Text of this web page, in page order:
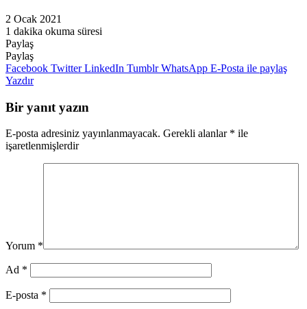
2 Ocak 2021
1 dakika okuma süresi
Paylaş
Facebook
Twitter
LinkedIn
Pinterest
Messenger
Messenger
WhatsApp
Telegram
E-
Posta
ile
Yazdır
Paylaş
Facebook Twitter LinkedIn Tumblr WhatsApp E-Posta ile paylaş
Yazdır
Bir yanıt yazın
E-posta adresiniz yayınlanmayacak. Gerekli alanlar * ile
işaretlenmişlerdir
Yorum *
Ad *
E-posta *